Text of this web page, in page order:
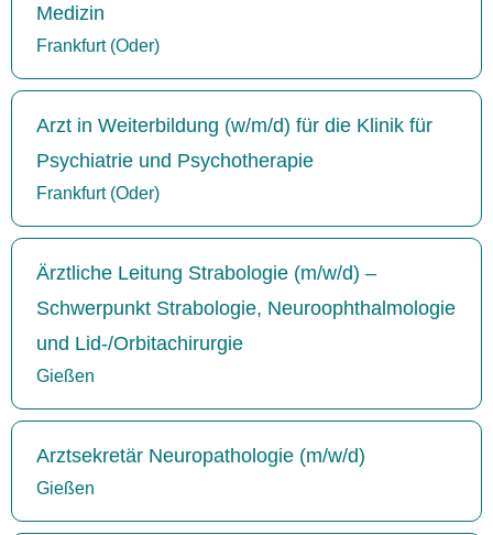
Medizin
Frankfurt (Oder)
Arzt in Weiterbildung (w/m/d) für die Klinik für
Psychiatrie und Psychotherapie
Frankfurt (Oder)
Ärztliche Leitung Strabologie (m/w/d) –
Schwerpunkt Strabologie, Neuroophthalmologie
und Lid-/Orbitachirurgie
Gießen
Arztsekretär Neuropathologie (m/w/d)
Gießen